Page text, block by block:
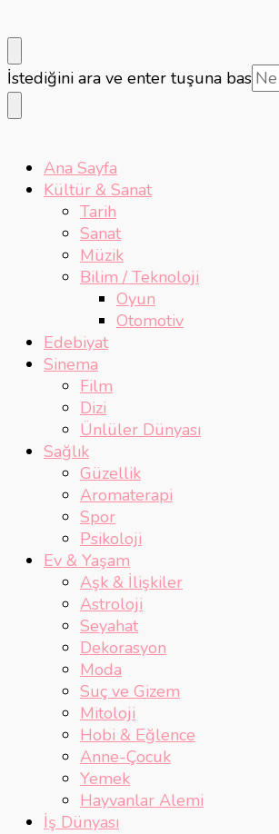
Bir
şey
mi
İstediğini ara ve enter tuşuna bas
Ana Sayfa
Kültür & Sanat
Tarih
Sanat
Müzik
Bilim / Teknoloji
Oyun
Otomotiv
Edebiyat
Sinema
Film
Dizi
Ünlüler Dünyası
Sağlık
Güzellik
Aromaterapi
Spor
Psikoloji
Ev & Yaşam
Aşk & İlişkiler
Astroloji
Seyahat
Dekorasyon
Moda
Suç ve Gizem
Mitoloji
Hobi & Eğlence
Anne-Çocuk
Yemek
Hayvanlar Alemi
İş Dünyası